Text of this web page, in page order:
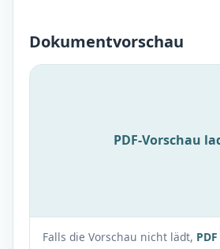
Dokumentvorschau
PDF-Vorschau
Falls die Vorschau nicht lädt,